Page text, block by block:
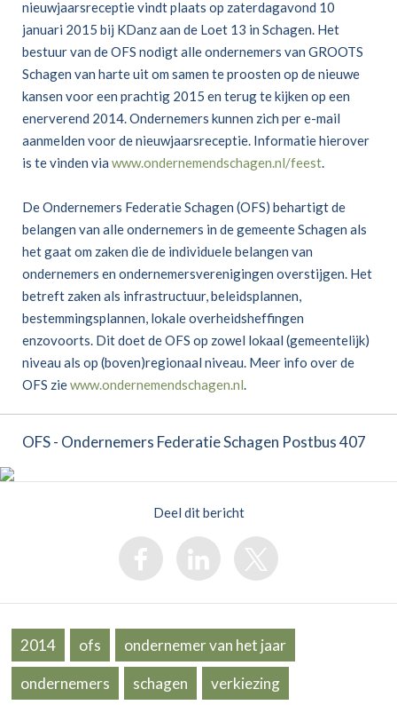
nieuwjaarsreceptie vindt plaats op zaterdagavond 10
januari 2015 bij KDanz aan de Loet 13 in Schagen. Het
bestuur van de OFS nodigt alle ondernemers van GROOTS
Schagen van harte uit om samen te proosten op de nieuwe
kansen voor een prachtig 2015 en terug te kijken op een
enerverend 2014. Ondernemers kunnen zich per e-mail
aanmelden voor de nieuwjaarsreceptie. Informatie hierover
is te vinden via www.ondernemendschagen.nl/feest.
De Ondernemers Federatie Schagen (OFS) behartigt de
belangen van alle ondernemers in de gemeente Schagen als
het gaat om zaken die de individuele belangen van
ondernemers en ondernemersverenigingen overstijgen. Het
betreft zaken als infrastructuur, beleidsplannen,
bestemmingsplannen, lokale overheidsheffingen
enzovoorts. Dit doet de OFS op zowel lokaal (gemeentelijk)
niveau als op (boven)regionaal niveau. Meer info over de
OFS ziewww.ondernemendschagen.nl.
OFS - Ondernemers Federatie Schagen Postbus 407
Deel dit bericht
2014 ofs ondernemer van het jaar
ondernemers schagen verkiezing